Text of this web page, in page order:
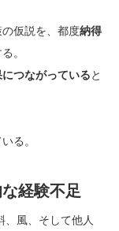
仮説を、都度納得
。
つながっていると
る。
経験不足
風、そして他人